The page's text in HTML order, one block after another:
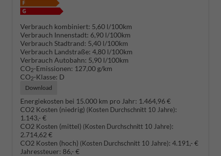
Verbrauch kombiniert: 5,60 l/100km
Verbrauch Innenstadt: 6,90 l/100km
Verbrauch Stadtrand: 5,40 l/100km
Verbrauch Landstraße: 4,80 l/100km
Verbrauch Autobahn: 5,90 l/100km
CO2-Emissionen: 127,00 g/km
CO2-Klasse: D
Download
Energiekosten bei 15.000 km pro Jahr: 1.464,96 €
CO2 Kosten (niedrig) (Kosten Durchschnitt 10 Jahre):
1.143,- €
CO2 Kosten (mittel) (Kosten Durchschnitt 10 Jahre):
2.714,62 €
CO2 Kosten (hoch) (Kosten Durchschnitt 10 Jahre): 4.191,- €
Jahressteuer: 86,- €